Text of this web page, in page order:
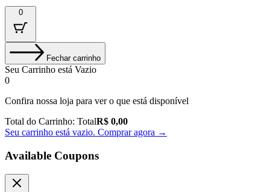
0
Fechar carrinho
Seu Carrinho está Vazio
0
Confira nossa loja para ver o que está disponível
Total do Carrinho: TotalR$ 0,00
Seu carrinho está vazio. Comprar agora →
Available Coupons